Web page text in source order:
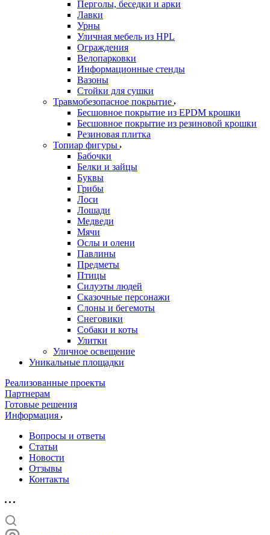
Перголы, беседки и арки
Лавки
Урны
Уличная мебель из HPL
Ограждения
Велопарковки
Информационные стенды
Вазоны
Стойки для сушки
Травмобезопасное покрытие
Бесшовное покрытие из EPDM крошки
Бесшовное покрытие из резиновой крошки
Резиновая плитка
Топиар фигуры
Бабочки
Белки и зайцы
Буквы
Грибы
Лоси
Лошади
Медведи
Мячи
Ослы и олени
Павлины
Предметы
Птицы
Силуэты людей
Сказочные персонажи
Слоны и бегемоты
Снеговики
Собаки и коты
Улитки
Уличное освещение
Уникальные площадки
Реализованные проекты
Партнерам
Готовые решения
Информация
Вопросы и ответы
Статьи
Новости
Отзывы
Контакты